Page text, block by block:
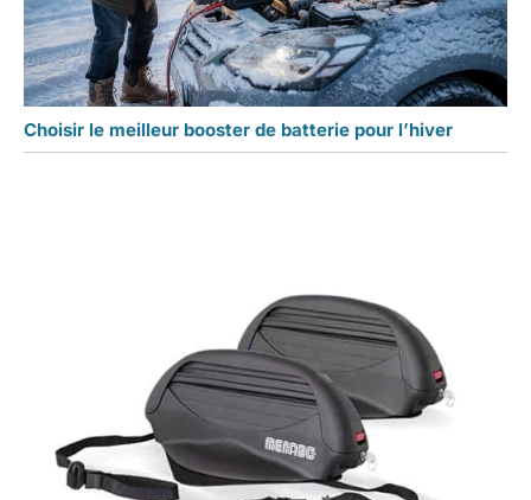
Choisir le meilleur booster de batterie pour l’hiver